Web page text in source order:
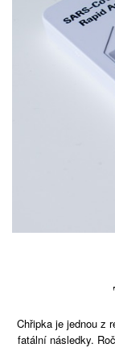
Chřipka je jednou z
fatální následky.